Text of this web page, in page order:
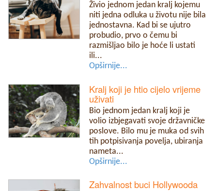
Živio jednom jedan kralj kojemu
niti jedna odluka u životu nije bila
jednostavna. Kad bi se ujutro
probudio, prvo o čemu bi
razmišljao bilo je hoće li ustati
ili...
Opširnije...
Kralj koji je htio cijelo vrijeme
uživati
Bio jednom jedan kralj koji je
volio izbjegavati svoje državničke
poslove. Bilo mu je muka od svih
tih potpisivanja povelja, ubiranja
nameta...
Opširnije...
Zahvalnost buci Hollywooda